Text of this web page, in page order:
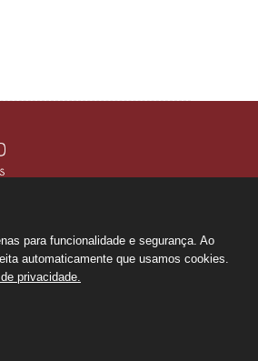
Building - São Paulo - SP
0107
para funcionalidade e segurança. Ao
automaticamente que usamos cookies.
privacidade.